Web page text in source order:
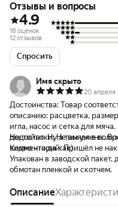
Отзывы и вопросы
4.9
18 оценок
12 отзывов
Спросить
Имя скрыто
20 апреля
Достоинства: Товар
описанию: расцветка,
игла, насос и сетка для
достойно. Ну а там уж в
видно что да как)
Недостатки: Не выявлены.
Комментарий: Пришёл не
Упакован в заводской пакет,
обмотан пленкой и скотчем.
Описание